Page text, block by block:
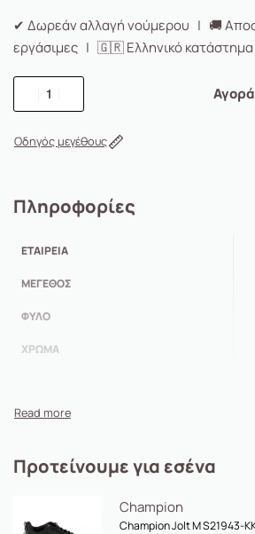
✔ Δωρεάν αλλαγή νούμερου | 🚚
εργάσιμες | 🇬🇷 Ελληνικό κατάστημα
Αγορά
Οδηγός μεγέθους
Πληροφορίες
ΕΤΑΙΡΕΊΑ
ΜΈΓΕΘΟΣ
ΦΎΛΟ
ΧΡΏΜΑ
Προτείνουμε για εσένα
Champion
Champion Jolt M S21943-